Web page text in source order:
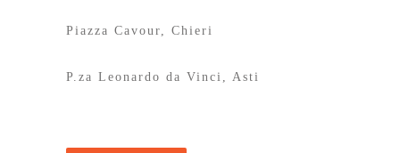
Piazza Cavour, Chieri
P.za Leonardo da Vinci, Asti